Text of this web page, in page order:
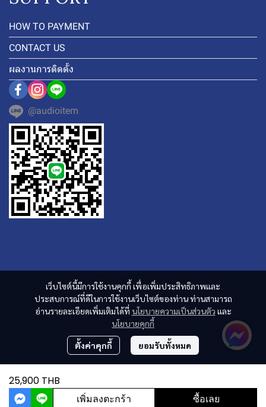
25,900 THB
เพิ่มลงตะกร้า ซื้อเลย
เว็บไซต์นี้มีการใช้งานคุกกี้ เพื่อเพิ่มประสิทธิภาพและ
ประสบการณ์ที่ดีในการใช้งานเว็บไซต์ของท่าน ท่านสามารถ
อ่านรายละเอียดเพิ่มเติมได้ที่ นโยบายความเป็นส่วนตัว และ
นโยบายคุกกี้
ตั้งค่าคุกกี้ ยอมรับทั้งหมด
HOW TO PAYMENT
CONTACT US
ผลงานการติดตั้ง
@audioitem